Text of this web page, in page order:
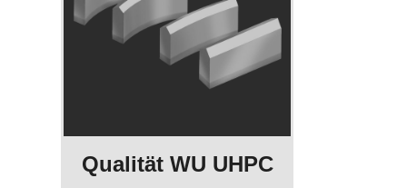
Qualität WU UHPC